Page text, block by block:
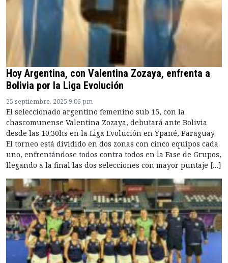
Hoy Argentina, con Valentina Zozaya, enfrenta a
Bolivia por la Liga Evolución
25 septiembre, 2025 9:06 pm
El seleccionado argentino femenino sub 15, con la
chascomunense Valentina Zozaya, debutará ante Bolivia
desde las 10:30hs en la Liga Evolución en Ypané, Paraguay.
El torneo está dividido en dos zonas con cinco equipos cada
uno, enfrentándose todos contra todos en la Fase de Grupos,
llegando a la final las dos selecciones con mayor puntaje […]